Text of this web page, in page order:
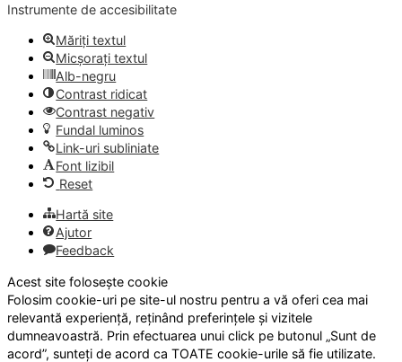
Instrumente de accesibilitate
Măriți textul
Micșorați textul
Alb-negru
Contrast ridicat
Contrast negativ
Fundal luminos
Link-uri subliniate
Font lizibil
Reset
Hartă site
Ajutor
Feedback
Acest site folosește cookie
Folosim cookie-uri pe site-ul nostru pentru a vă oferi cea mai
relevantă experiență, reținând preferințele și vizitele
dumneavoastră. Prin efectuarea unui click pe butonul „Sunt de
acord”, sunteți de acord ca TOATE cookie-urile să fie utilizate.